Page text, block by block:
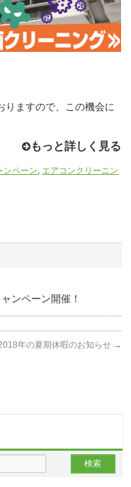
りますので、この機会に
もっと詳しく見る
ンペーン エアコンクリーニン
ンペーン開催！
年の夏期休暇のお知らせ →